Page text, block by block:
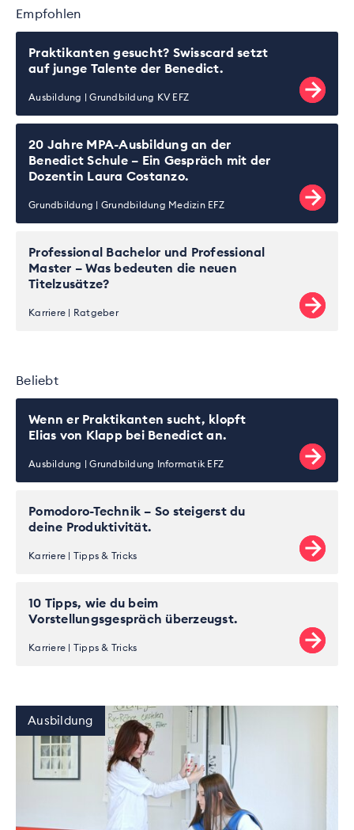
Empfohlen
Praktikanten gesucht? Swisscard setzt
auf junge Talente der Benedict.
Ausbildung Grundbildung KV EFZ
20 Jahre MPA-Ausbildung an der
Benedict Schule – Ein Gespräch mit der
Dozentin Laura Costanzo.
Grundbildung Grundbildung Medizin EFZ
Professional Bachelor und Professional
Master – Was bedeuten die neuen
Titelzusätze?
Karriere Ratgeber
Beliebt
Wenn er Praktikanten sucht, klopft
Elias von Klapp bei Benedict an.
Ausbildung Grundbildung Informatik EFZ
Pomodoro-Technik – So steigerst du
deine Produktivität.
Karriere Tipps & Tricks
10 Tipps, wie du beim
Vorstellungsgespräch überzeugst.
Karriere Tipps & Tricks
Ausbildung